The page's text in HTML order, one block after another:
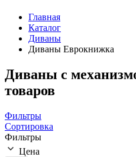
Главная
Каталог
Диваны
Диваны Еврокнижка
Диваны с
товаров
Фильтры
Сортировка
Фильтры
Цена